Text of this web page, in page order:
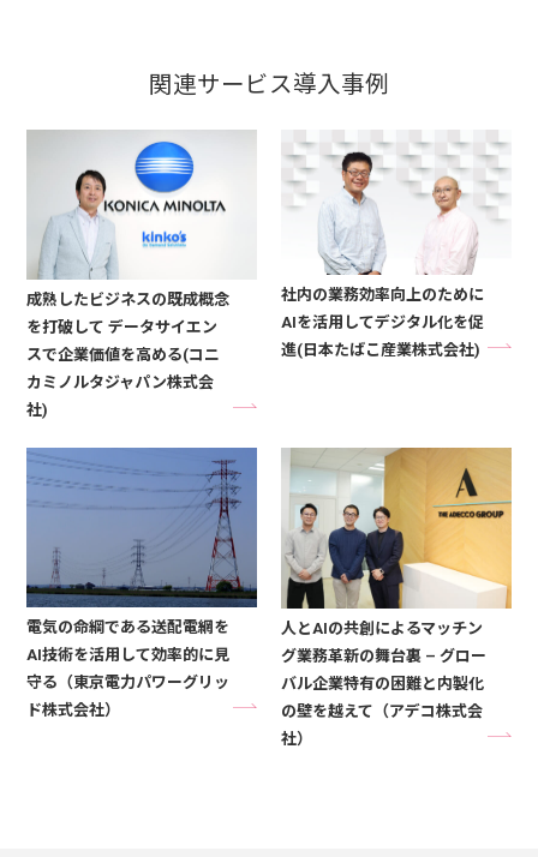
関連サービス導入事例
成熟したビジネスの既成概念
を打破して データサイエン
スで企業価値を高める(コニ
カミノルタジャパン株式会
社)
社内の業務効率向上のために
AIを活用してデジタル化を促
進(日本たばこ産業株式会社)
電気の命綱である送配電網を
AI技術を活用して効率的に見
守る（東京電力パワーグリッ
ド株式会社）
人とAIの共創によるマッチン
グ業務革新の舞台裏 – グロー
バル企業特有の困難と内製化
の壁を越えて（アデコ株式会
社）